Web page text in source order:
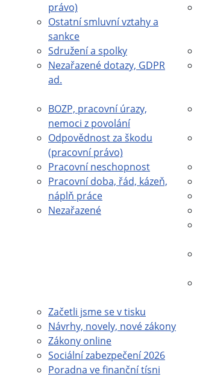
právo)
Ostatní smluvní vztahy a
sankce
Sdružení a spolky
Nezařazené dotazy, GDPR
ad.
BOZP, pracovní úrazy,
nemoci z povolání
Odpovědnost za škodu
(pracovní právo)
Pracovní neschopnost
Pracovní doba, řád, kázeň,
náplň práce
Nezařazené
Začetli jsme se v tisku
Návrhy, novely, nové zákony
Zákony online
Sociální zabezpečení 2026
Poradna ve finanční tísni